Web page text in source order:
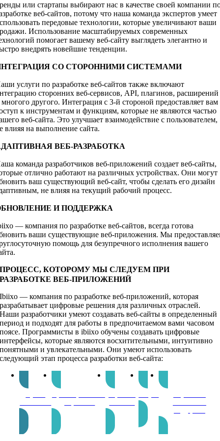
или стартапы выбирают нас в качестве своей компании
веб-сайтов, потому что наша команда экспертов умеет
передовые технологии, которые увеличивают ваши
Использование масштабируемых современных
помогает вашему веб-сайту выглядеть элегантно и
внедрять новейшие тенденции.
СО СТОРОННИМИ СИСТЕМАМИ
услуги по разработке веб-сайтов также включают
сторонних веб-сервисов, API, плагинов, расширений
другого. Интеграция с 3-й стороной предоставляет вам
к инструментам и функциям, которые не являются частью
веб-сайта. Это улучшает взаимодействие с пользователем,
влияя на выполнение сайта.
ВЕБ-РАЗРАБОТКА
команда разработчиков веб-приложений создает веб-сайты,
отлично работают на различных устройствах. Они могут
ваш существующий веб-сайт, чтобы сделать его дизайн
не влияя на текущий рабочий процесс.
И ПОДДЕРЖКА
— компания по разработке веб-сайтов, всегда готова
ваши существующие веб-приложения. Мы
помощь для безупречного исполнения вашего
ПРОЦЕСС, КОТОРОМУ МЫ СЛЕДУЕМ ПРИ
РАЗРАБОТКЕ ВЕБ-ПРИЛОЖЕНИЙ
Ibiixo — компания по разработке веб-приложений, которая
разрабатывает цифровые решения для различных отраслей.
Наши разработчики умеют создавать веб-сайты в определенный
период и подходят для работы в предпочитаемом вами часовом
поясе. Программисты в ibiixo обучены создавать цифровые
интерфейсы, которые являются восхитительными, интуитивно
понятными и увлекательными. Они умеют использовать
следующий этап процесса разработки веб-сайта: